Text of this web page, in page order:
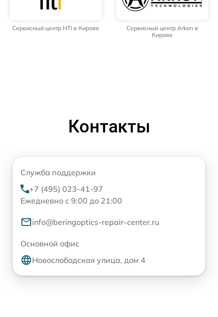
Сервисный центр HTI в Кирове
Сервисный центр Arkon в
Кирове
Контакты
Служба поддержки
+7 (495) 023-41-97
Ежедневно с 9:00 до 21:00
info@beringoptics-repair-center.ru
Основной офис
Новослободская улица, дом 4